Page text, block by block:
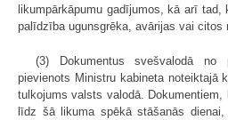
likumpārkāpumu gadījumos, kā arī
palīdzība ugunsgrēka, avārijas vai citos
(3) Dokumentus svešvalodā no
pievienots Ministru kabineta noteiktajā
tulkojums valsts valodā.
līdz šā likuma spēkā stāšanās